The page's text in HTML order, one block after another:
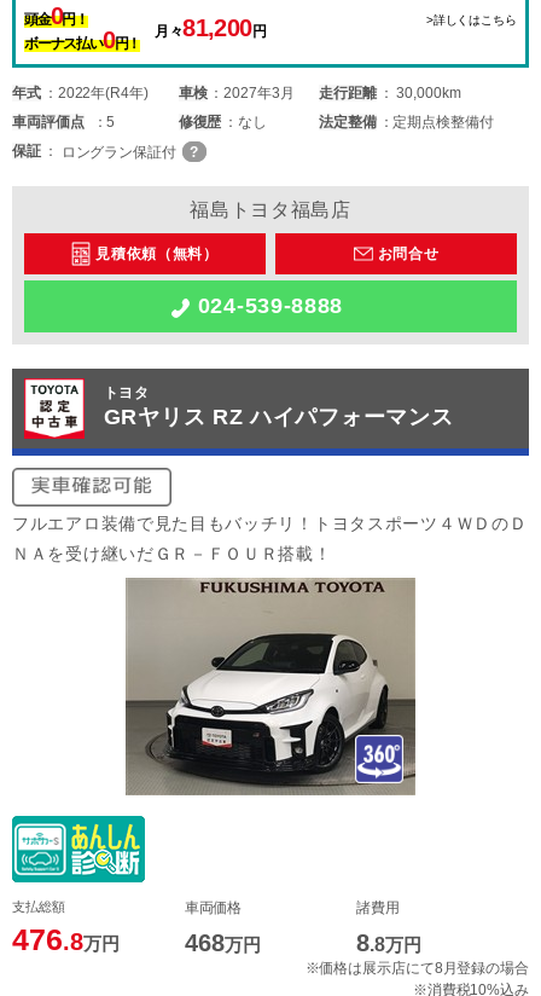
頭金0円！
ボーナス払い0円！
月々81,200円
>詳しくはこちら
年式 2022年(R4年) 車検 2027年3月 走行距離
30,000km
車両評価点 5 修復歴 なし 法定整備
定期点検整備付
保証
ロングラン保証付
福島トヨタ福島店
見積依頼（無料） お問合せ
024-539-8888
トヨタ
GRヤリス RZ ハイパフォーマンス
フルエアロ装備で見た目もバッチリ！トヨタスポーツ４ＷＤのＤ
ＮＡを受け継いだＧＲ－ＦＯＵＲ搭載！
支払総額
476.8万円
車両価格
468万円
諸費用
8.8万円
※価格は展示店にて8月登録の場合
※消費税10%込み